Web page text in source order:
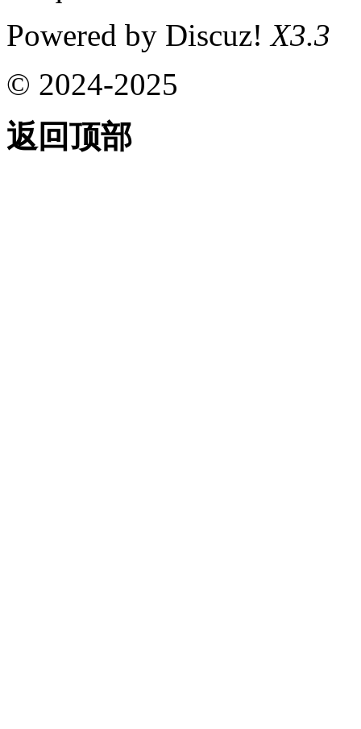
Powered by Discuz!X3.3
© 2024-2025
返回顶部